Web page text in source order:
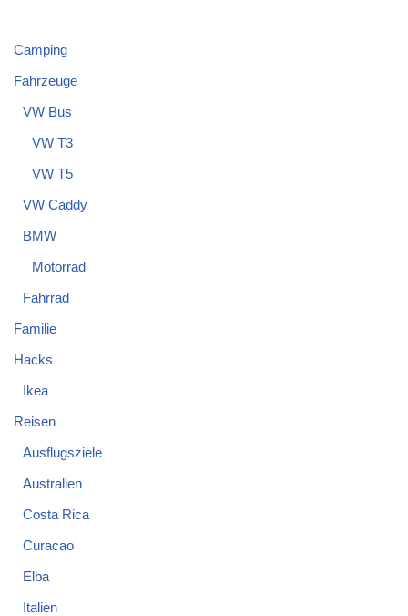
Camping
Fahrzeuge
VW Bus
VW T3
VW T5
VW Caddy
BMW
Motorrad
Fahrrad
Familie
Hacks
Ikea
Reisen
Ausflugsziele
Australien
Costa Rica
Curacao
Elba
Italien